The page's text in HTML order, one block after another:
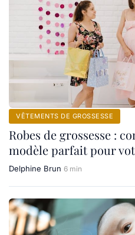
VÊTEMENTS DE GROSSESSE
Robes de grossesse :
modèle parfait pour
Delphine Brun 6 min